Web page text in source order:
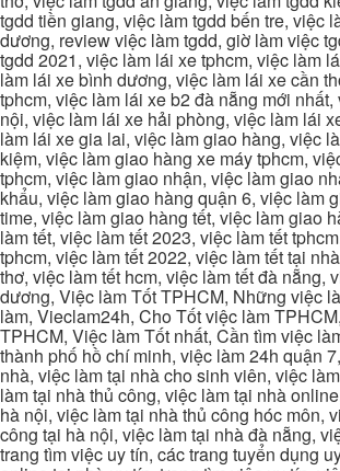
tgdd tiền giang, việc làm tgdd bến tre, việc
dương, review việc làm tgdd, giờ làm việc
tgdd 2021, việc làm lái xe tphcm, việc làm
làm lái xe bình dương, việc làm lái xe cần
tphcm, việc làm lái xe b2 đà nẵng mới
nội, việc làm lái xe hải phòng, việc làm lái
làm lái xe gia lai, việc làm giao hàng, việc
kiệm, việc làm giao hàng xe máy tphcm,
tphcm, việc làm giao nhận, việc làm giao
khẩu, việc làm giao hàng quận 6, việc làm
time, việc làm giao hàng tết, việc làm giao
làm tết, việc làm tết 2023, việc làm tết
tphcm, việc làm tết 2022, việc làm tết tại
thơ, việc làm tết hcm, việc làm tết đà nẵng,
dương, Việc làm Tốt TPHCM, Những việc
làm, Vieclam24h, Cho Tốt việc làm
TPHCM, Việc làm Tốt nhất, Cần tìm việc
thành phố hồ chí minh, việc làm 24h quận
nhà, việc làm tại nhà cho sinh viên, việc
làm tại nhà thủ công, việc làm tại nhà
hà nội, việc làm tại nhà thủ công hóc môn,
công tại hà nội, việc làm tại nhà đà nẵng,
trang tìm việc uy tín, các trang tuyển dụng